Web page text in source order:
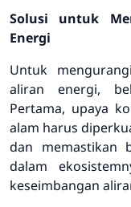
Solusi untuk
Energi
Untuk
aliran energi,
Pertama, upaya
alam harus
dan memastikan
dalam
keseimbangan